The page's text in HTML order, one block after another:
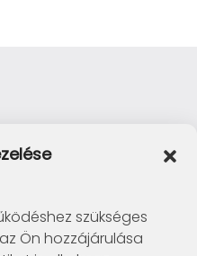
szükséges
Ön hozzájárulása
Kft.
Erzsébet Királyné útja 29/b.
East